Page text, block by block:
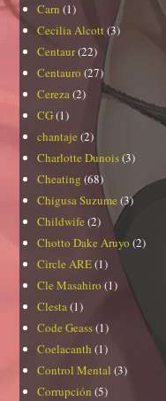
Carn (1)
Cecilia Alcott (3)
Centaur(22)
Centauro (27)
Cereza(2)
CG(1)
chantaje (2)
Charlotte Dunois(3)
Cheating (68)
Chigusa Suzume (3)
Childwife (2)
Chotto Dake Aruyo (2)
Circle ARE(1)
Cle Masahiro (1)
Clesta(1)
Code Geass(1)
Coelacanth (1)
Control Mental (3)
Corrupción (5)